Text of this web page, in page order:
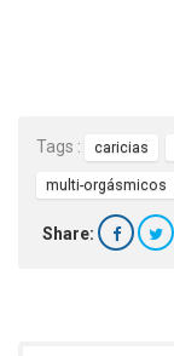
Tags : caricias
multi-orgásmicos
Share: